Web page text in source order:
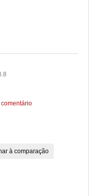
comentário
à comparação